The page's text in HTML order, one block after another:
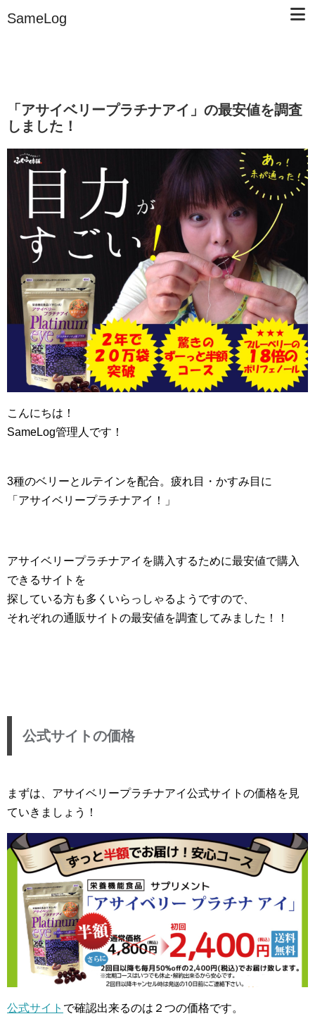
SameLog
「アサイベリープラチナアイ」の最安値を調査
しました！
こんにちは！
SameLog管理人です！
3種のベリーとルテインを配合。疲れ目・かすみ目に
「アサイベリープラチナアイ！」
アサイベリープラチナアイを購入するために最安値で購入
できるサイトを
探している方も多くいらっしゃるようですので、
それぞれの通販サイトの最安値を調査してみました！！
公式サイトの価格
まずは、アサイベリープラチナアイ公式サイトの価格を見
ていきましょう！
公式サイト で確認出来るのは２つの価格です。